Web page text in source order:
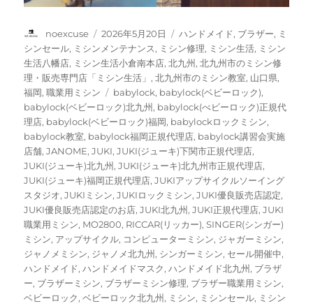
投
稿
者
noexcuse
投
稿
日:
2026年5月20日
カ
テ
ゴ
リ
ー
ハンドメイド, ブラザー, ミ
シンセール, ミシンメンテナンス, ミシン修理, ミシン生活, ミシン
生活八幡店, ミシン生活小倉南本店,北九州 ,北九州市のミシン修
理・販売専門店「ミシン生活」 ,北九州市のミシン教室, 山口県,
福岡,職業用ミシン
タ
グ
babylock, babylock(ベビーロック),
babylock(ベビーロック)北九州 , babylock(べビーロック)正規代
理店, babylock(ベビーロック)福岡, babylockロックミシン,
babylock教室, babylock福岡正規代理店, babylock講習会実施
店舗,JANOME,JUKI,JUKI(ジューキ)下関市正規代理店,
JUKI(ジューキ)北九州 ,JUKI(ジューキ)北九州市正規代理店,
JUKI(ジューキ)福岡正規代理店,JUKIアップサイクルソーイング
スタジオ,JUKIミシン,JUKIロックミシン,JUKI優良販売店認定,
JUKI優良販売店認定のお店,JUKI北九州 ,JUKI正規代理店,JUKI
職業用ミシン, MO2800, RICCAR(リッカー),SINGER(シンガー)
ミシン, アップサイクル, コンピューターミシン, ジャガーミシン,
ジャノメミシン, ジャノメ北九州 , シンガーミシン, セール開催中,
ハンドメイド,ハンドメイドマスク,ハンドメイド北九州 , ブラザ
ー, ブラザーミシン, ブラザーミシン修理, ブラザー職業用ミシン,
ベビーロック,ベビーロック北九州 , ミシン, ミシンセール, ミシン